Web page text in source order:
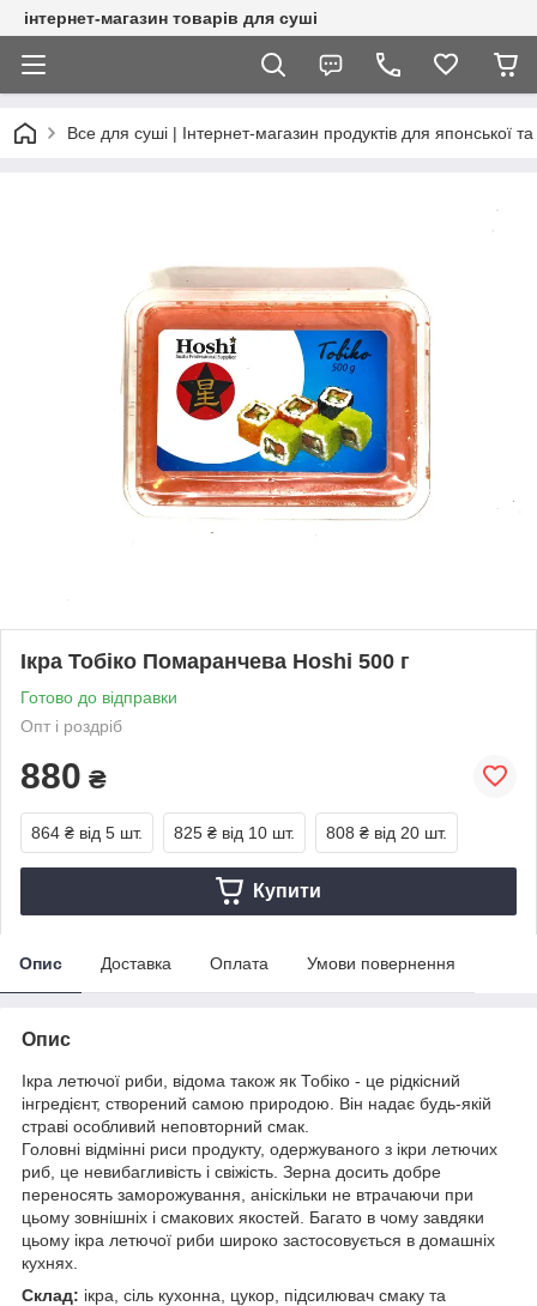
інтернет-магазин товарів для суші
Все для суші | Інтернет-магазин продуктів для японської та
Ікра Тобіко Помаранчева Hoshi 500 г
Готово до відправки
Опт і роздріб
880 ₴
864 ₴ від 5 шт. 825 ₴ від 10 шт. 808 ₴ від 20 шт.
Купити
Опис Доставка Оплата Умови повернення
Опис
Ікра летючої риби, відома також як Тобіко - це рідкісний
інгредієнт, створений самою природою. Він надає будь-якій
страві особливий неповторний смак.
Головні відмінні риси продукту, одержуваного з ікри летючих
риб, це невибагливість і свіжість. Зерна досить добре
переносять заморожування, аніскільки не втрачаючи при
цьому зовнішніх і смакових якостей. Багато в чому завдяки
цьому ікра летючої риби широко застосовується в домашніх
кухнях.
Склад: ікра, сіль кухонна, цукор, підсилювач смаку та